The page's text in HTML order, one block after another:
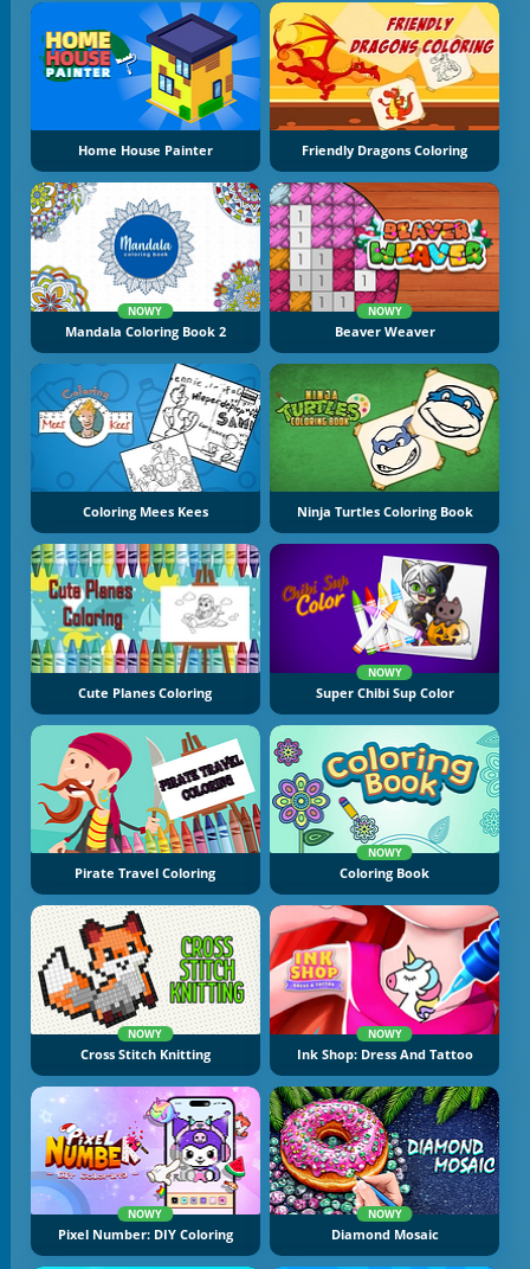
Home House Painter Friendly Dragons Coloring
NOWY
Mandala Coloring Book 2
NOWY
Beaver Weaver
Coloring Mees Kees Ninja Turtles Coloring Book
Cute Planes Coloring
NOWY
Super Chibi Sup Color
Pirate Travel Coloring
NOWY
Coloring Book
NOWY
Cross Stitch Knitting
NOWY
Ink Shop: Dress And Tattoo
NOWY
Pixel Number: DIY Coloring
NOWY
Diamond Mosaic